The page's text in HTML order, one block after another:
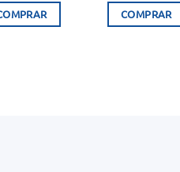
original
era:
atual
é:
COMPRAR